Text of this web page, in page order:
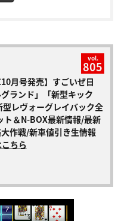
vol.
805
10月号発売】すごいぜ日
ランド」「新型キック
型レヴォーグレイバック全
ト＆N-BOX最新情報/最新
作戦/新車値引き生情報
ちら